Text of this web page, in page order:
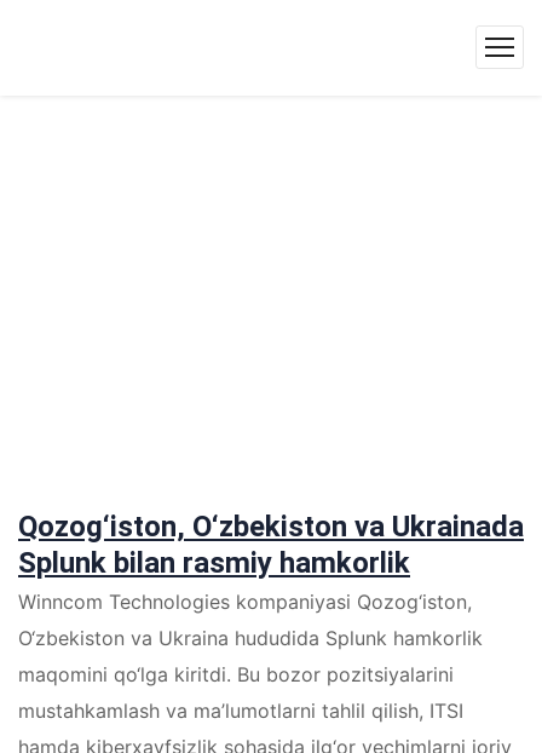
Qozog‘iston, O‘zbekiston va Ukrainada
Splunk bilan rasmiy hamkorlik
Winncom Technologies kompaniyasi Qozog‘iston,
O‘zbekiston va Ukraina hududida Splunk hamkorlik
maqomini qo‘lga kiritdi. Bu bozor pozitsiyalarini
mustahkamlash va ma’lumotlarni tahlil qilish, ITSI
hamda kiberxavfsizlik sohasida ilg‘or yechimlarni joriy